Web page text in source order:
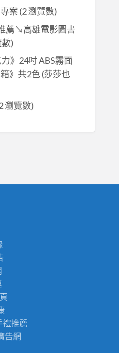
案 (2 瀏覽數)
薦↘高雄電影圖書
數)
》24吋 ABS霧面
》共2色 (莎莎也
瀏覽數)
禮推薦
告網